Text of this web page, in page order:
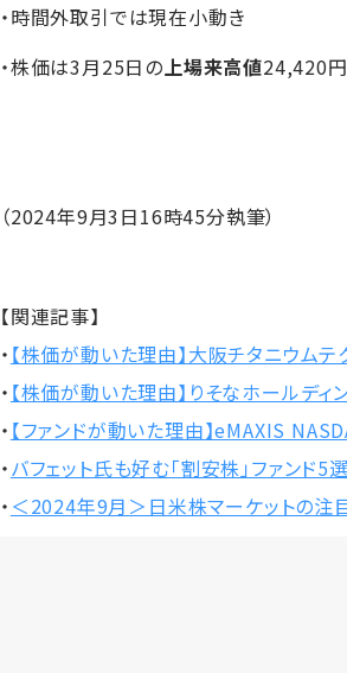
・時間外取引では現在小動き
・株価は3月25日の 上場来高値24,420
（2024年9月3日16時45分執筆）
【関連記事】
・ 【株価が動いた理由】大阪チタニウムテ
・ 【株価が動いた理由】りそなホールディ
・ 【ファンドが動いた理由】eMAXIS
・バフェット氏も好む「割安株」ファンド5選
・ ＜2024年9月＞日米株マーケットの注